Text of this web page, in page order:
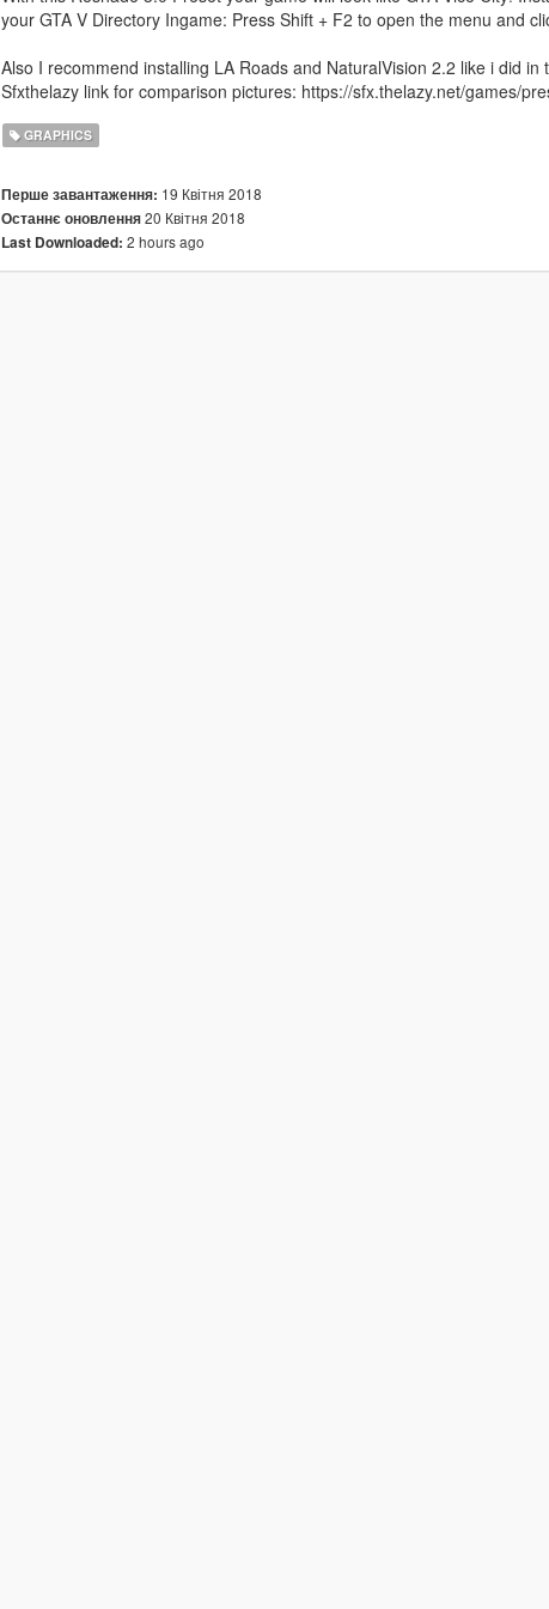
your GTA V Directory Ingame: Press Shift + F2 to open the menu and
Also I recommend installing LA Roads and NaturalVision 2.2 like i did in
Sfxthelazy link for comparison pictures: https://sfx.thelazy.net/games/
GRAPHICS
Перше завантаження: 19 Квітня 2018
Останнє оновлення20 Квітня 2018
Last Downloaded: 2 hours ago